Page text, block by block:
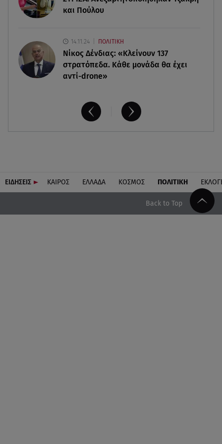
και Πούλου
14.11.24 ΠΟΛΙΤΙΚΗ
Νίκος Δένδιας: «Κλείνουν 137
στρατόπεδα. Kάθε μονάδα θα έχει
αντί-drone»
ΕΙΔΗΣΕΙΣ ΚΑΙΡΟΣ ΕΛΛΑΔΑ ΚΟΣΜΟΣ ΠΟΛΙΤΙΚΗ
Back to Top